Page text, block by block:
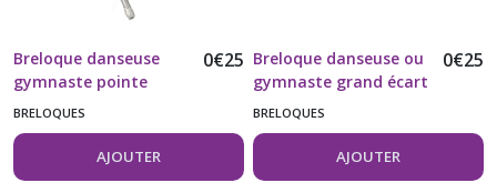
Breloque danseuse
gymnaste pointe
vendue à l'unité
0€25
BRELOQUES
AJOUTER
Breloque danseuse ou
gymnaste grand écart
vendue à l'unité
0€25
BRELOQUES
AJOUTER